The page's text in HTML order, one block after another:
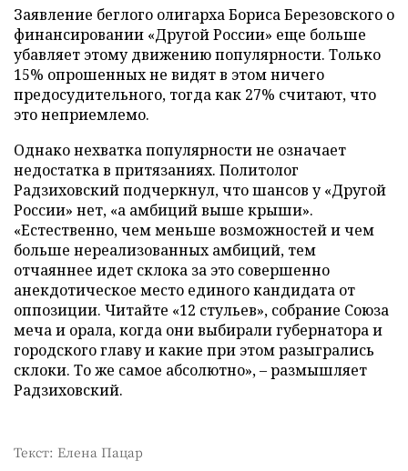
Заявление беглого олигарха Бориса Березовского о
финансировании «Другой России» еще больше
убавляет этому движению популярности. Только
15% опрошенных не видят в этом ничего
предосудительного, тогда как 27% считают, что
это неприемлемо.
Однако нехватка популярности не означает
недостатка в притязаниях. Политолог
Радзиховский подчеркнул, что шансов у «Другой
России» нет, «а амбиций выше крыши».
«Естественно, чем меньше возможностей и чем
больше нереализованных амбиций, тем
отчаяннее идет склока за это совершенно
анекдотическое место единого кандидата от
оппозиции. Читайте «12 стульев», собрание Союза
меча и орала, когда они выбирали губернатора и
городского главу и какие при этом разыгрались
склоки. То же самое абсолютно», – размышляет
Радзиховский.
Текст: Елена Пацар